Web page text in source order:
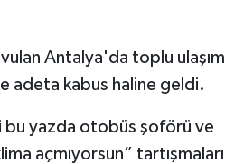
Antalya'da toplu ulaşım
adeta kabus haline geldi.
bu yazda otobüs şoförü ve
açmıyorsun” tartışmaları